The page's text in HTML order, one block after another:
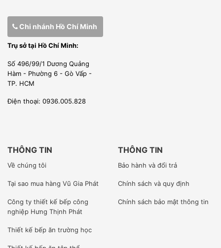
Chi nhánh Hồ Chí Minh
Trụ sở tại Hồ Chí Minh:
Số 496/99/1 Dương Quảng
Hàm - Phường 6 - Gò Vấp -
TP. HCM
Điện thoại: 0936.005.828
THÔNG TIN
Về chúng tôi
Tại sao mua hàng Vũ Gia Phát
Công ty thiết kế bếp công
nghiệp Hưng Thịnh Phát
Thiết kế bếp ăn trường học
THÔNG TIN
Bảo hành và đổi trả
Chính sách và quy định
Chính sách bảo mật thông tin